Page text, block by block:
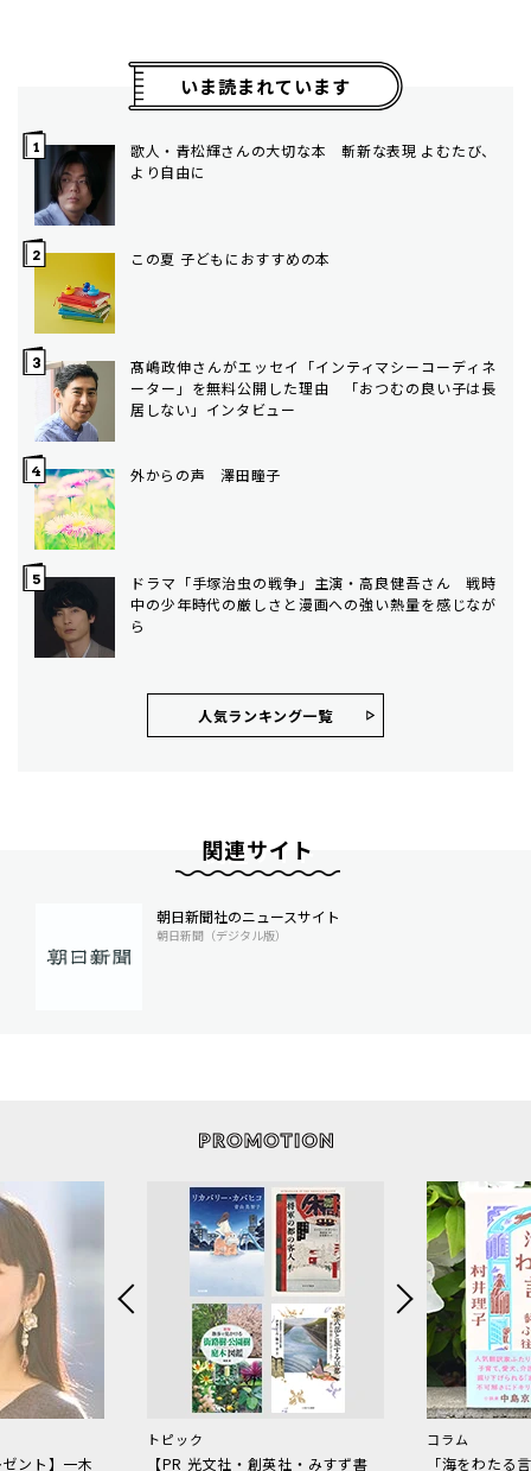
いま読まれています
歌人・青松輝さんの大切な本 斬新な表現 よむたび、
より自由に
この夏 子どもにおすすめの本
髙嶋政伸さんがエッセイ「インティマシーコーディネ
ーター」を無料公開した理由 「おつむの良い子は長
居しない」インタビュー
外からの声 澤田瞳子
ドラマ「手塚治虫の戦争」主演・高良健吾さん 戦時
中の少年時代の厳しさと漫画への強い熱量を感じなが
ら
人気ランキング⼀覧
関連サイト
朝日新聞社のニュースサイト
朝日新聞（デジタル版）
ント】一木
トピック
【PR 光文社・創英社・みすず書
コラム
「海をわた